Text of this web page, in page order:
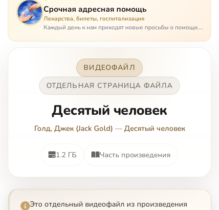
Срочная адресная помощь
Лекарства, билеты, госпитализация
Каждый день к нам приходят новые просьбы о помощи.
она нужна была вчера: в приеме лекарств образовался
ВИДЕОФАЙЛ
ОТДЕЛЬНАЯ СТРАНИЦА ФАЙЛА
Десятый человек
Голд, Джек (Jack Gold) — Десятый человек
1.2 ГБ Часть произведения
Это отдельный видеофайл из произведения